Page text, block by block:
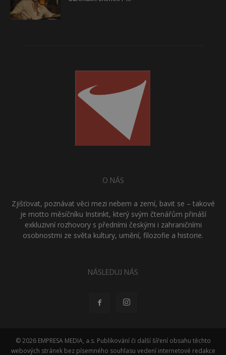
O NÁS
Zjišťovat, poznávat věci mezi nebem a zemí, bavit se – takové
je motto měsíčníku Instinkt, který svým čtenářům přináší
exkluzivní rozhovory s předními českými i zahraničními
osobnostmi ze světa kultury, umění, filozofie a historie.
NÁSLEDUJ NÁS
© 2026 EMPRESA MEDIA, a.s. Publikování či další šíření obsahu těchto
webových stránek bez písemného souhlasu vedení internetové redakce